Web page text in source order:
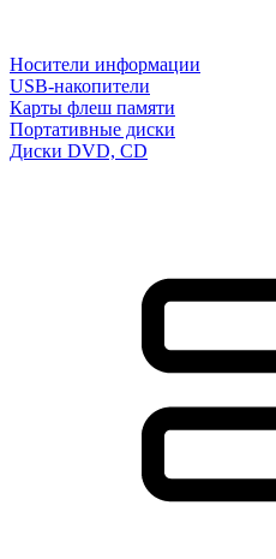
Носители информации
USB-накопители
Карты флеш памяти
Портативные диски
Диски DVD, CD